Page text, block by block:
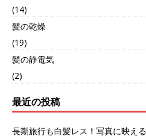
(14)
髪の乾燥
(19)
髪の静電気
(2)
最近の投稿
長期旅行も白髪レス！写真に映え